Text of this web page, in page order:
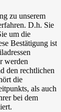
zu unserem
D.h. Sie
um die
Bestätigung ist
werden
den rechtlichen
die
als auch
bei dem